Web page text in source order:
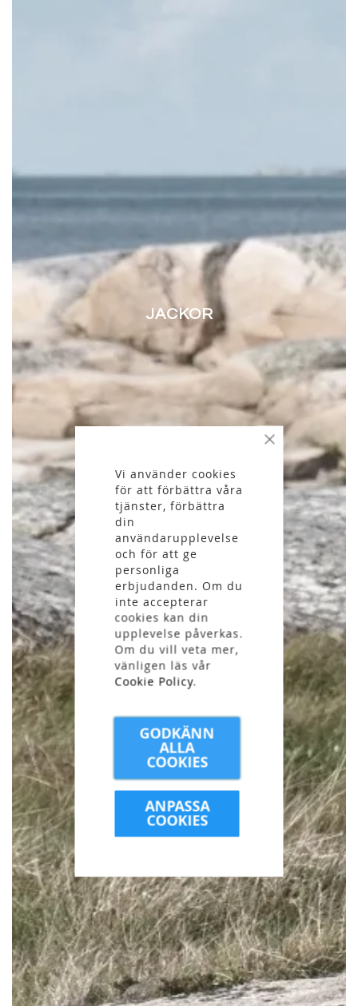
Stäng
Vi använder cookies
för att förbättra våra
tjänster, förbättra
din
användarupplevelse
och för att ge
personliga
erbjudanden. Om du
inte accepterar
cookies kan din
upplevelse påverkas.
Om du vill veta mer,
vänligen läs vår
Cookie Policy.
GODKÄNN
ALLA
COOKIES
ANPASSA
COOKIES
JACKOR